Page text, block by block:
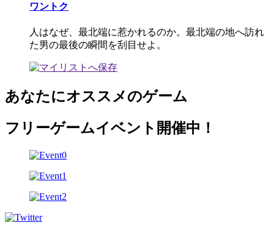
ワントク
人はなぜ、最北端に惹かれるのか。最北端の地へ訪れ
た男の最後の瞬間を刮目せよ。
あなたにオススメのゲーム
フリーゲームイベント開催中！